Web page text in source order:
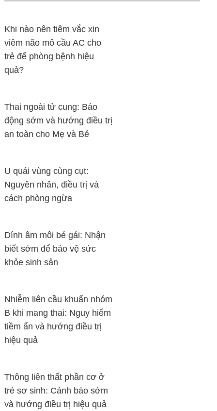
Khi nào nên tiêm vắc xin
viêm não mô cầu AC cho
trẻ để phòng bệnh hiệu
quả?
Thai ngoài tử cung: Báo
động sớm và hướng điều trị
an toàn cho Mẹ và Bé
U quái vùng cùng cụt:
Nguyên nhân, điều trị và
cách phòng ngừa
Dính âm môi bé gái: Nhận
biết sớm để bảo vệ sức
khỏe sinh sản
Nhiễm liên cầu khuẩn nhóm
B khi mang thai: Nguy hiểm
tiềm ẩn và hướng điều trị
hiệu quả
Thông liên thất phần cơ ở
trẻ sơ sinh: Cảnh báo sớm
và hướng điều trị hiệu quả